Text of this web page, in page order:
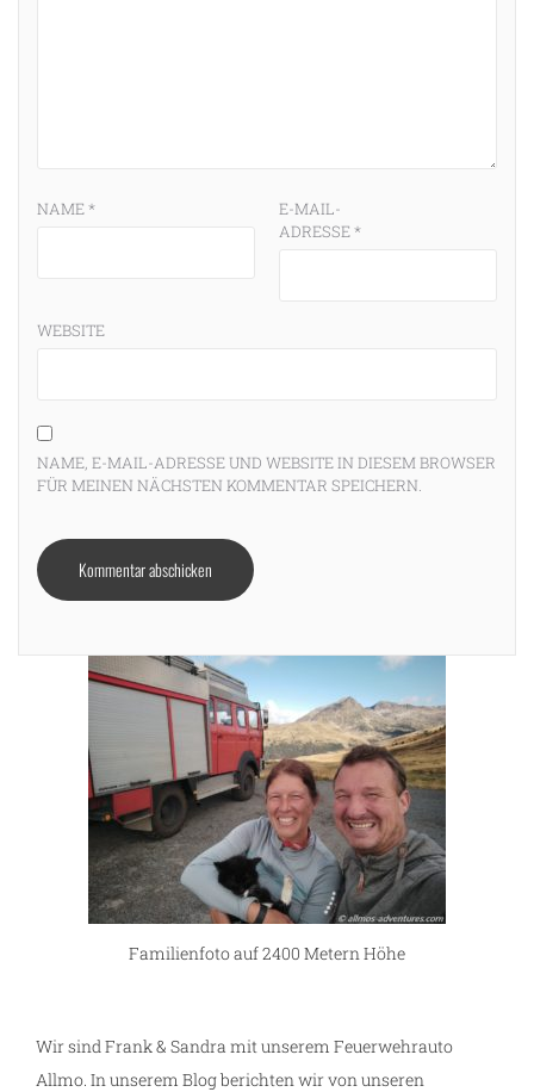
NAME*
E-MAIL-
ADRESSE*
WEBSITE
NAME, E-MAIL-ADRESSE UND WEBSITE IN DIESEM BROWSER
FÜR MEINEN NÄCHSTEN KOMMENTAR SPEICHERN.
Familienfoto auf 2400 Metern Höhe
Wir sind Frank & Sandra mit unserem Feuerwehrauto
Allmo. In unserem Blog berichten wir von unseren